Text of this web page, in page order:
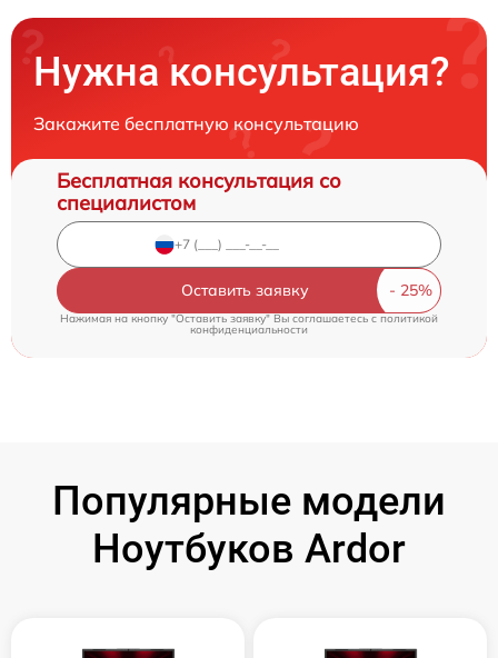
Нужна консультация?
Закажите бесплатную консультацию
Бесплатная консультация со
специалистом
Оставить заявку
Нажимая на кнопку "Оставить заявку" Вы соглашаетесь cполитикой
конфиденциальности
Популярные модели
Ноутбуков Ardor